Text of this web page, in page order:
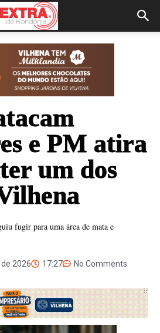
e PM atira
um dos
fugir para uma área de mata e
2026 17:27 No Comments